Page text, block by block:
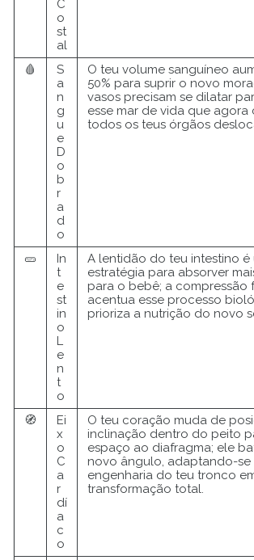
C
o
st
al
🩸
S
a
n
g
u
e
D
o
b
r
a
d
o
O teu volume sanguíneo
50% para suprir o novo
vasos precisam se dilatar
esse mar de vida que agora
todos os teus órgãos
🥒
In
t
e
st
in
o
L
e
n
t
o
A lentidão do teu intestino é
estratégia para absorver
para o bebê; a compressão
acentua esse processo
prioriza a nutrição do novo
🧭
Ei
x
o
C
a
r
dí
a
c
o
O teu coração muda de
inclinação dentro do peito
espaço ao diafragma; ele
novo ângulo, adaptando-se
engenharia do teu tronco
transformação total.